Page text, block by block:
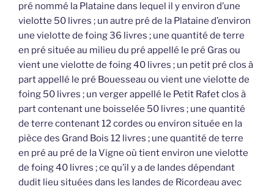
pré nommé la Plataine dans lequel il y environ d’une
vielotte 50 livres ; un autre pré de la Plataine d’environ
une vielotte de foing 36 livres ; une quantité de terre
en pré située au milieu du pré appellé le pré Gras ou
vient une vielotte de foing 40 livres ; un petit pré clos à
part appellé le pré Bouesseau ou vient une vielotte de
foing 50 livres ; un verger appellé le Petit Rafet clos à
part contenant une boisselée 50 livres ; une quantité
de terre contenant 12 cordes ou environ située en la
pièce des Grand Bois 12 livres ; une quantité de terre
en pré au pré de la Vigne où tient environ une vielotte
de foing 40 livres ; ce qu’il y a de landes dépendant
dudit lieu situées dans les landes de Ricordeau avec